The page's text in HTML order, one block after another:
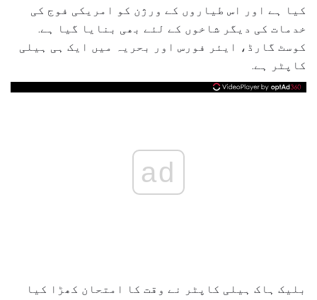
کیا ہے اور اس طیاروں کے ورژن کو امریکی فوج کی
خدمات کی دیگر شاخوں کے لئے بھی بنایا گیا ہے.
کوسٹ گارڈ، ایئر فورس اور بحریہ میں ایک ہی ہیلی
کاپٹر ہے.
ad
بلیک ہاک ہیلی کاپٹر نے وقت کا امتحان کھڑا کیا